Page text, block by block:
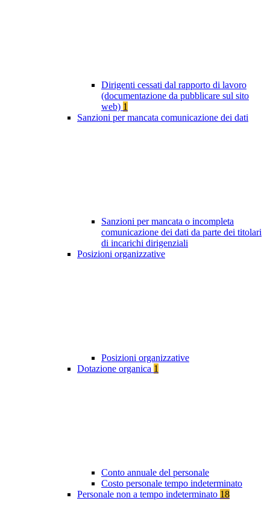
Dirigenti cessati dal rapporto di lavoro
(documentazione da pubblicare sul sito
web) 1
Sanzioni per mancata comunicazione dei dati
Sanzioni per mancata o incompleta
comunicazione dei dati da parte dei titolari
di incarichi dirigenziali
Posizioni organizzative
Posizioni organizzative
Dotazione organica 1
Conto annuale del personale
Costo personale tempo indeterminato
Personale non a tempo indeterminato 18